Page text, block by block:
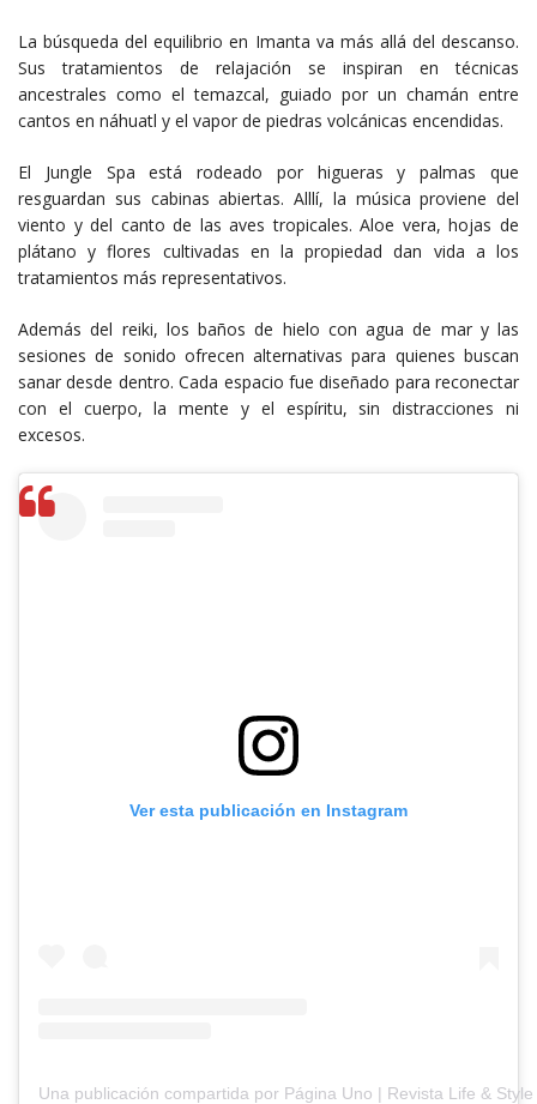
La búsqueda del equilibrio en Imanta va más allá del descanso.
Sus tratamientos de relajación se inspiran en técnicas
ancestrales como el temazcal, guiado por un chamán entre
cantos en náhuatl y el vapor de piedras volcánicas encendidas.
El Jungle Spa está rodeado por higueras y palmas que
resguardan sus cabinas abiertas. Alllí, la música proviene del
viento y del canto de las aves tropicales. Aloe vera, hojas de
plátano y flores cultivadas en la propiedad dan vida a los
tratamientos más representativos.
Además del reiki, los baños de hielo con agua de mar y las
sesiones de sonido ofrecen alternativas para quienes buscan
sanar desde dentro. Cada espacio fue diseñado para reconectar
con el cuerpo, la mente y el espíritu, sin distracciones ni
excesos.
Ver esta publicación en Instagram
Una publicación compartida por Página Uno | Revista Life &